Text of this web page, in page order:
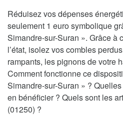
Réduisez vos dépenses
seulement 1 euro symbolique
Simandre-sur-Suran ». Grâce à
l’état, isolez vos combles
rampants, les pignons de votre
Comment fonctionne ce
Simandre-sur-Suran » ?
en bénéficier ? Quels sont les
(01250) ?